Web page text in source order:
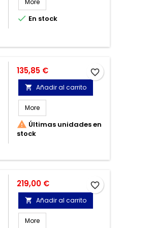
More
 En stock
Precio
135,85 €
 Añadir al carrito
More
 Últimas unidades en
stock
favorite_border
Precio
219,00 €
 Añadir al carrito
More
favorite_border